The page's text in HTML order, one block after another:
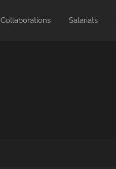
Collaborations Salariats